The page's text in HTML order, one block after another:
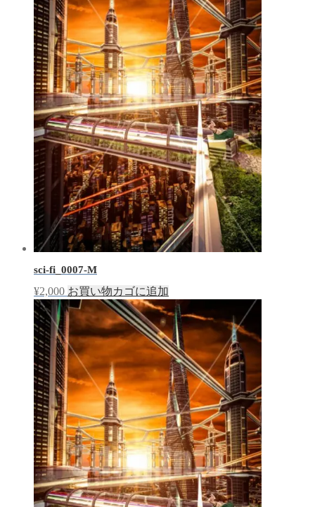
sci-fi_0007-M
¥2,000 お買い物カゴに追加